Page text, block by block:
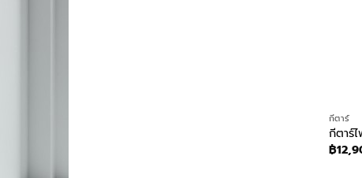
กีตาร์
กีตาร์
฿